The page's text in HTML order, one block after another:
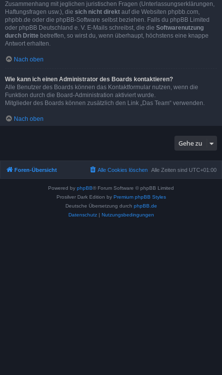
Zusammenhang mit jeglichen juristischen Fragen (Unterlassungserklärungen,
Haftungsfragen usw.), die sich nicht direkt auf die Websiten phpbb.com,
phpbb.de oder die phpBB-Software selbst beziehen. Falls du phpBB Limited
oder phpBB Deutschland e. V. E-Mails schreibst, die die Softwarenutzung
durch Dritte betreffen, so wirst du, wenn überhaupt, höchstens eine knappe
Antwort erhalten.
Nach oben
Wie kann ich einen Administrator des Boards kontaktieren?
Alle Benutzer des Boards können das Kontaktformular nutzen, wenn die
Funktion durch die Board-Administration aktiviert wurde.
Mitglieder des Boards können zusätzlich den Link „Das Team“ verwenden.
Nach oben
Gehe zu
Foren-Übersicht Alle Zeiten sind UTC+01:00
Alle Cookies löschen
Powered by phpBB® Forum Software © phpBB Limited
Prosilver Dark Edition by Premium phpBB Styles
Deutsche Übersetzung durch phpBB.de
Datenschutz| Nutzungsbedingungen